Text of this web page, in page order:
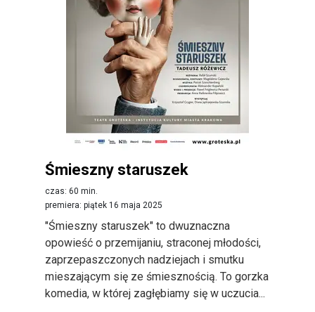
Śmieszny staruszek
czas: 60 min.
premiera: piątek 16 maja 2025
"Śmieszny staruszek" to dwuznaczna
opowieść o przemijaniu, straconej młodości,
zaprzepaszczonych nadziejach i smutku
mieszającym się ze śmiesznością. To gorzka
komedia, w której zagłębiamy się w uczucia...